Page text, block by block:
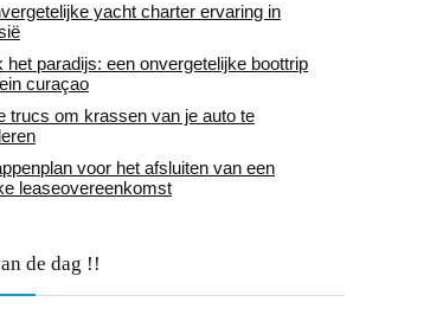
yacht charter ervaring in
het paradijs: een onvergetelijke boottrip
curaçao
trucs om krassen van je auto te
voor het afsluiten van een
leaseovereenkomst
de dag !!